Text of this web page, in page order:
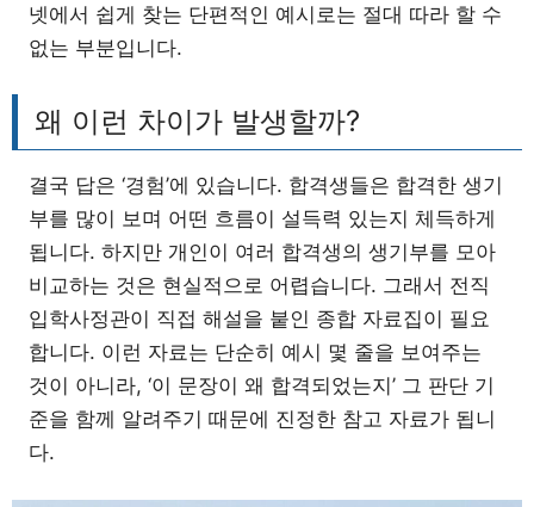
넷에서 쉽게 찾는 단편적인 예시로는 절대 따라 할 수
없는 부분입니다.
왜 이런 차이가 발생할까?
결국 답은 ‘경험’에 있습니다. 합격생들은 합격한 생기
부를 많이 보며 어떤 흐름이 설득력 있는지 체득하게
됩니다. 하지만 개인이 여러 합격생의 생기부를 모아
비교하는 것은 현실적으로 어렵습니다. 그래서 전직
입학사정관이 직접 해설을 붙인 종합 자료집이 필요
합니다. 이런 자료는 단순히 예시 몇 줄을 보여주는
것이 아니라, ‘이 문장이 왜 합격되었는지’ 그 판단 기
준을 함께 알려주기 때문에 진정한 참고 자료가 됩니
다.